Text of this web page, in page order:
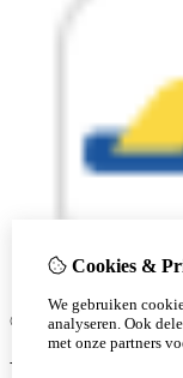
© Copyright 2026 |
Cookies &
We gebruiken
analyseren. Ook
met onze partners
Ben je 18 of